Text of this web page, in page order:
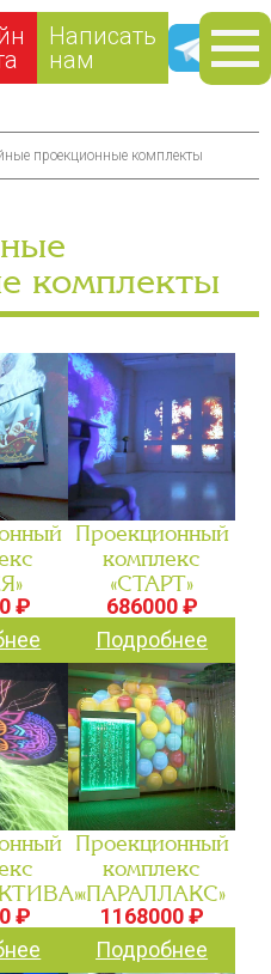
Написать
нам
проекционные комплекты
комплекты
₽
Проекционный
комплекс
«СТАРТ»
686000 ₽
Подробнее
₽
Проекционный
комплекс
«ПАРАЛЛАКС»
1168000 ₽
Подробнее